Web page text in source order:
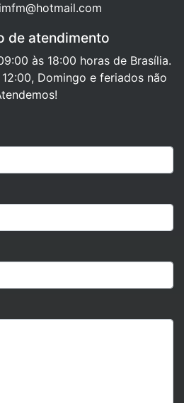
de atendimento
às 18:00 horas de Brasília.
Domingo e feriados não